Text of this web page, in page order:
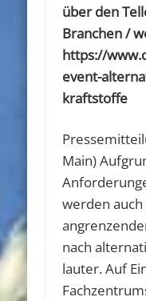
über den
Branchen /
https://
event-
kraftstoffe
Main)
werden
nach
lauter. Auf